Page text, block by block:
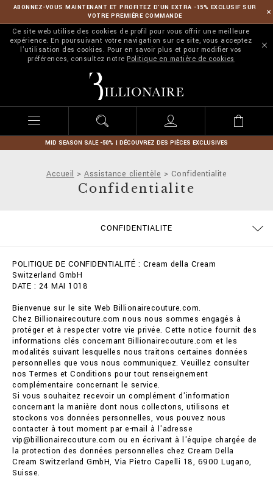
ABONNEZ-VOUS MAINTENANT ET PROFITEZ D’UN EXTRA -15% EXCLUSIF SUR
VOTRE PREMIÈRE COMMANDE
Ce site web utilise des cookies de profil pour vous offrir une meilleure
expérience. En poursuivant votre navigation sur ce site, vous acceptez
l'utilisation des cookies. Pour en savoir plus et pour modifier vos
préférences, consultez notre Politique en matière de cookies
l
l
o
n
r
e
MID SEASON SALE -50% | DÉCOUVREZ DES PIÈCES EXCLUSIVES
Accueil Assistance clientèle Confidentialite
Confidentialite
CONFIDENTIALITE
POLITIQUE DE CONFIDENTIALITÉ : Cream della Cream
Switzerland GmbH
DATE : 24 MAI 1018
Bienvenue sur le site Web Billionairecouture.com.
Chez Billionairecouture.com nous nous sommes engagés à
protéger et à respecter votre vie privée. Cette notice fournit des
informations clés concernant Billionairecouture.com et les
modalités suivant lesquelles nous traitons certaines données
personnelles que vous nous communiquez. Veuillez consulter
nos Termes et Conditions pour tout renseignement
complémentaire concernant le service.
Si vous souhaitez recevoir un complément d'information
concernant la manière dont nous collectons, utilisons et
stockons vos données personnelles, vous pouvez nous
contacter à tout moment par e-mail à l'adresse
vip@billionairecouture.com ou en écrivant à l'équipe chargée de
la protection des données personnelles chez Cream Della
Cream Switzerland GmbH, Via Pietro Capelli 18, 6900 Lugano,
Suisse.